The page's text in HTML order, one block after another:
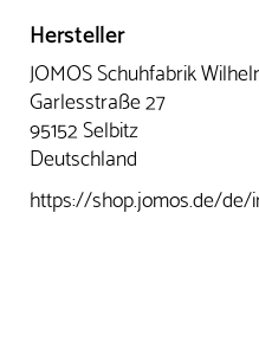
Hersteller
JOMOS Schuhfabrik
Garlesstraße 27
95152 Selbitz
Deutschland
https://shop.jomos.de/